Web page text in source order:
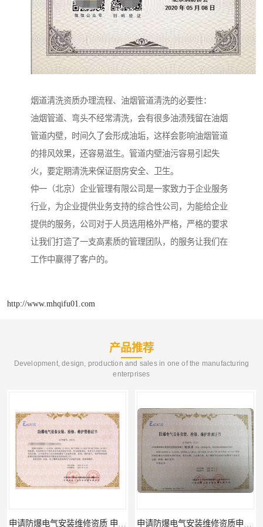
烟道清洗资质办理流程、油烟管道清洗的必要性：
油烟管道、弯头不经常清洗，会有很多油渍残留在油烟
管道内壁，时间久了会形成油垢，这样会影响油烟管道
的排风效果，还容易滋生。管道内壁油污容易引起失
火，要定期清洗来保证厨房安全、卫生。
仲一（北京）企业管理有限公司是一家致力于企业服务
行业，为企业提供业务支持的综合性公司，为能给企业
提供的服务，公司对于人员选用格外严格，严格的要求
让我们打造了一支高素质的管理团队，的服务让我们在
工作中赢得了客户的。
http://www.mhqifu01.com
产品推荐
Development, design, production and sales in one of the manufacturing
enterprises